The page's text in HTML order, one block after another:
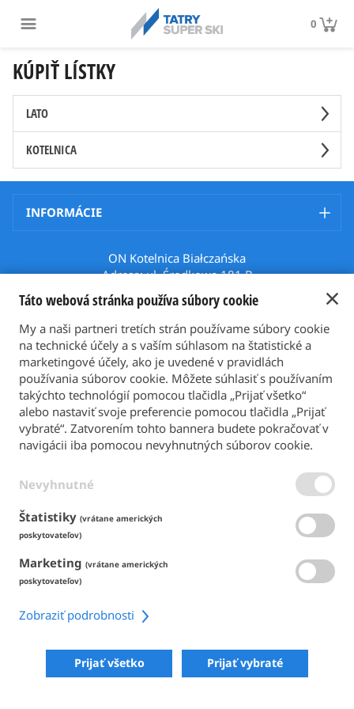
0
KÚPIŤ LÍSTKY
LATO
KOTELNICA
INFORMÁCIE
ON Kotelnica Białczańska
Adresa: ul. Środkowa 181 B
34-405, Białka Tatrzańska
Poland
Telefón: +48 512 508 699
Email: karnety@bialkatatrzanska.pl
Späť na hlavnú stránku
SPÔSOBY PLATBY
ZÁSADY POUŽÍVANIA SÚBOROV COOKIE
ACCESSIBILITY
ZDIELAŤ
COPYRIGHT 2026
POWERED BY SKIPERFORMANCE
Táto webová stránka používa súbory cookie
My a naši partneri tretích strán používame súbory cookie
na technické účely a s vaším súhlasom na štatistické a
marketingové účely, ako je uvedené v pravidlách
používania súborov cookie. Môžete súhlasiť s používaním
takýchto technológií pomocou tlačidla „Prijať všetko“
alebo nastaviť svoje preferencie pomocou tlačidla „Prijať
vybraté“. Zatvorením tohto bannera budete pokračovať v
navigácii iba pomocou nevyhnutných súborov cookie.
Nevyhnutné
Štatistiky (vrátane amerických
poskytovateľov)
Marketing (vrátane amerických
poskytovateľov)
Zobraziť podrobnosti